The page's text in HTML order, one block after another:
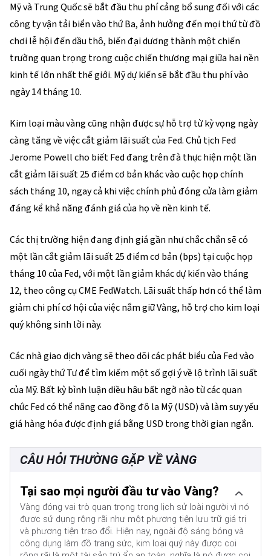
Mỹ và Trung Quốc sẽ bắt đầu thu phí cảng bổ sung đối với các
công ty vận tải biển vào thứ Ba, ảnh hưởng đến mọi thứ từ đồ
chơi lễ hội đến dầu thô, biến đại dương thành một chiến
trường quan trọng trong cuộc chiến thương mại giữa hai nền
kinh tế lớn nhất thế giới. Mỹ dự kiến sẽ bắt đầu thu phí vào
ngày 14 tháng 10.
Kim loại màu vàng cũng nhận được sự hỗ trợ từ kỳ vọng ngày
càng tăng về việc cắt giảm lãi suất của Fed. Chủ tịch Fed
Jerome Powell cho biết Fed đang trên đà thực hiện một lần
cắt giảm lãi suất 25 điểm cơ bản khác vào cuộc họp chính
sách tháng 10, ngay cả khi việc chính phủ đóng cửa làm giảm
đáng kể khả năng đánh giá của họ về nền kinh tế.
Các thị trường hiện đang định giá gần như chắc chắn sẽ có
một lần cắt giảm lãi suất 25 điểm cơ bản (bps) tại cuộc họp
tháng 10 của Fed, với một lần giảm khác dự kiến vào tháng
12, theo công cụ CME FedWatch. Lãi suất thấp hơn có thể làm
giảm chi phí cơ hội của việc nắm giữ Vàng, hỗ trợ cho kim loại
quý không sinh lời này.
Các nhà giao dịch vàng sẽ theo dõi các phát biểu của Fed vào
cuối ngày thứ Tư để tìm kiếm một số gợi ý về lộ trình lãi suất
của Mỹ. Bất kỳ bình luận diều hâu bất ngờ nào từ các quan
chức Fed có thể nâng cao đồng đô la Mỹ (USD) và làm suy yếu
giá hàng hóa được định giá bằng USD trong thời gian ngắn.
CÂU HỎI THƯỜNG GẶP VỀ VÀNG
Tại sao mọi người đầu tư vào Vàng?
Vàng đóng vai trò quan trọng trong lịch sử loài người vì nó
được sử dụng rộng rãi như một phương tiện lưu trữ giá trị
và phương tiện trao đổi. Hiện nay, ngoài độ sáng bóng và
công dụng làm đồ trang sức, kim loại quý này được coi